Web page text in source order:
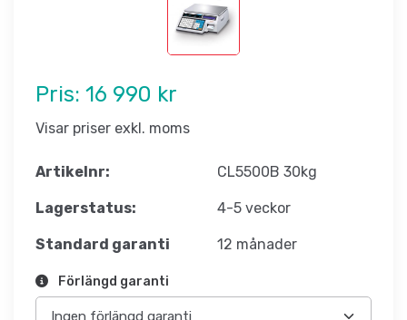
Pris: 16 990 kr
Visar priser exkl. moms
Artikelnr: CL5500B 30kg
Lagerstatus: 4-5 veckor
Standard garanti 12 månader
Förlängd garanti